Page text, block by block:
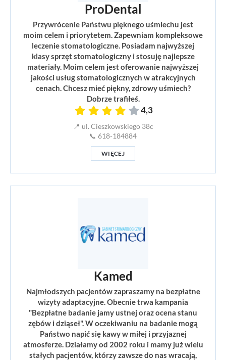
ProDental
Przywrócenie Państwu pięknego uśmiechu jest
moim celem i priorytetem. Zapewniam kompleksowe
leczenie stomatologiczne. Posiadam najwyższej
klasy sprzęt stomatologiczny i stosuję najlepsze
materiały. Moim celem jest oferowanie najwyższej
jakości usług stomatologicznych w atrakcyjnych
cenach. Chcesz mieć piękny, zdrowy uśmiech?
Dobrze trafiłeś.
4,3
📍 ul. Cieszkowskiego 38c
📞 618-184884
WIĘCEJ
Kamed
Najmłodszych pacjentów zapraszamy na bezpłatne
wizyty adaptacyjne. Obecnie trwa kampania
"Bezpłatne badanie jamy ustnej oraz ocena stanu
zębów i dziąseł". W oczekiwaniu na badanie mogą
Państwo napić się kawy w miłej i przyjaznej
atmosferze. Działamy od 2002 roku i mamy już wielu
stałych pacjentów, którzy zawsze do nas wracają,